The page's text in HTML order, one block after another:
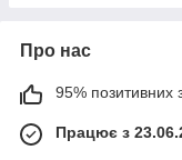
Про нас
95% позитивних з
Працює з